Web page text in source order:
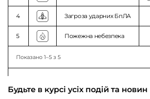
4 Загроза ударних БпЛА
5 Пожежна небезпека
Показано 1–5 з 5
Будьте в курсі усіх подій та новин